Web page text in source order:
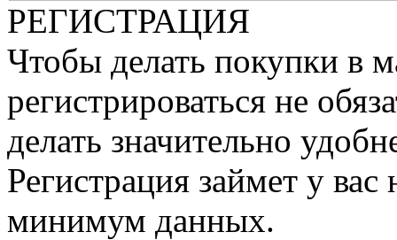
РЕГИСТРАЦИЯ
Чтобы делать покупки в
регистрироваться не
делать значительно
Регистрация займет у
минимум данных.